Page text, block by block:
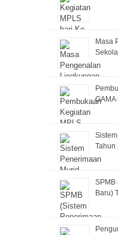
Masa
Tahun
SPMB
Baru)